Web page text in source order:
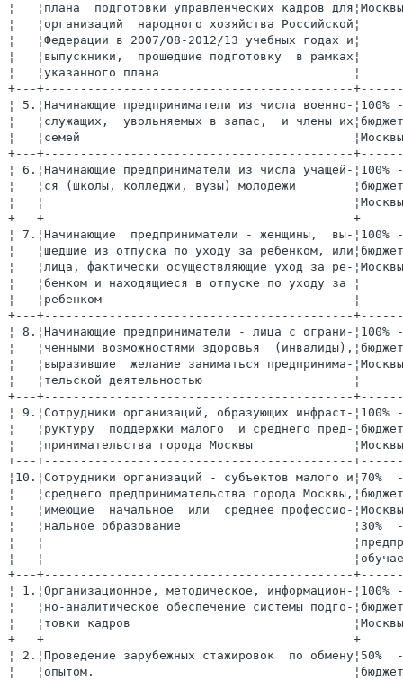
¦   ¦плана  подготовки управленческих кадров
¦   ¦организаций  народного хозяйства
¦   ¦Федерации в 2007/08-2012/13 учебных годах
¦   ¦выпускники,  прошедшие подготовку  в
¦   ¦указанного плана                           ¦
+---+-------------------------------------------
¦ 5.¦Начинающие предприниматели из числа военно-¦100%
¦   ¦служащих,  увольняемых в запас,  и члены
¦   ¦семей
+---+-------------------------------------------
¦ 6.¦Начинающие предприниматели из числа учащей-¦100%
¦   ¦ся (школы, колледжи, вузы) молодежи
¦   ¦
+---+-------------------------------------------
¦ 7.¦Начинающие  предприниматели - женщины,  вы-¦100%
¦   ¦шедшие из отпуска по уходу за ребенком,
¦   ¦лица, фактически осуществляющие уход за ре-
¦   ¦бенком и находящиеся в отпуске по уходу за
¦   ¦ребенком                                   ¦
+---+-------------------------------------------
¦ 8.¦Начинающие предприниматели - лица с ограни-¦100%
¦   ¦ченными возможностями здоровья
¦   ¦выразившие  желание заниматься предпринима-
¦   ¦тельской деятельностью                     ¦
+---+-------------------------------------------
¦ 9.¦Сотрудники организаций, образующих инфраст-¦100%
¦   ¦руктуру  поддержки малого  и среднего пред-
¦   ¦принимательства города Москвы
¦10.¦Сотрудники организаций - субъектов малого и¦70%  -  средства¦
¦   ¦среднего предпринимательства города Москвы,¦бюджета   города¦
¦   ¦имеющие  начальное  или  среднее профессио-¦Москвы,         ¦
¦   ¦нальное образование                        ¦30%  -  средства¦
¦   ¦                                           ¦предприятий    и¦
¦   ¦                                           ¦обучаемых       ¦
+---+-------------------------------------------+----------------+
¦ 1.¦Организационное, методическое, информацион-¦100% -  средства¦
¦   ¦но-аналитическое обеспечение системы подго-¦бюджета   города¦
¦   ¦товки кадров                               ¦Москвы          ¦
+---+-------------------------------------------+----------------+
¦ 2.¦Проведение зарубежных стажировок  по обмену¦50%  -  средства¦
¦   ¦опытом.                                    ¦бюджета   города¦
¦   ¦Проведение межрегиональных  и международных¦Москвы,         ¦
¦   ¦семинаров,  конференций в рамках реализации¦50%  -  средства¦
¦   ¦Государственного плана подготовки управлен-¦предприятий     ¦
¦   ¦ческих кадров для организаций народного хо-¦                ¦
¦   ¦зяйства  Российской  Федерации  в  2007/08-¦                ¦
¦   ¦2012/13 учебных годах.                     ¦                ¦
+---+-------------------------------------------+----------------+
¦ 3.¦Дистанционное  бизнес-образование,   в  том¦100% -  средства¦
¦   ¦числе в сети Интернет                      ¦бюджета   города¦
¦   ¦                                           ¦Москвы          ¦
+---+-------------------------------------------+----------------+
¦ 4.¦Разработка новых  образовательных программ,¦100% -  средства¦
¦   ¦учебно-методических  материалов  и  учебных¦бюджета   города¦
¦   ¦пособий, в том числе на электронных носите-¦Москвы          ¦
¦   ¦лях                                        ¦                ¦
L---+-------------------------------------------+-----------------



                              Приложение 2
                              к постановлению Правительства Москвы
                              от 4 мая 2010 г. N 353-ПП


                         План мероприятий
   по поддержке малого и среднего предпринимательства в области
    подготовки, переподготовки и повышения квалификации кадров
                         на 2010-2012 гг.

----T-------------------T-------------------T-----------T--------¬
¦ N ¦    Мероприятия    ¦  Государственный  ¦   Сроки   ¦Финанси-¦
¦п/п¦                   ¦     заказчик/     ¦реализации ¦рование ¦
¦   ¦                   ¦    исполнитель    ¦           ¦меропри-¦
¦   ¦                   ¦                   ¦           ¦  ятий  ¦
¦   ¦                   ¦                   ¦           ¦Програм-¦
¦   ¦                   ¦                   ¦           ¦мы,  ут-¦
¦   ¦                   ¦                   ¦           ¦вержден-¦
¦   ¦                   ¦                   ¦           ¦ной пос-¦
¦   ¦                   ¦                   ¦           ¦тановле-¦
¦   ¦                   ¦                   ¦           ¦  нием  ¦
¦   ¦                   ¦                   ¦           ¦ Прави- ¦
¦   ¦                   ¦                   ¦           ¦тельства¦
¦   ¦                   ¦                   ¦           ¦ Москвы ¦
¦   ¦                   ¦                   ¦           ¦   от   ¦
¦   ¦                   ¦                   ¦           ¦ 04.08. ¦
¦   ¦                   ¦                   ¦           ¦2009 г. ¦
¦   ¦                   ¦                   ¦           ¦N 724-ПП¦
¦   ¦                   ¦                   ¦           ¦(пункты ¦
¦   ¦                   ¦                   ¦           ¦Програм-¦
¦   ¦                   ¦                   ¦           ¦мы)     ¦
+---+-------------------+-------------------+-----------+--------+
¦ 1 ¦         2         ¦         3         ¦     4     ¦   5    ¦
+---+-------------------+-------------------+-----------+--------+
¦ 1 ¦Обеспечение коорди-¦Департамент поддер-¦ 2010-2012 ¦ 2.6.1. ¦
¦   ¦нации мероприятий в¦жки и развития  ма-¦    гг.    ¦ 2.6.2. ¦
¦   ¦области подготовки,¦лого   и   среднего¦           ¦        ¦
¦   ¦переподготовки    и¦предпринимательства¦           ¦        ¦
¦   ¦повышения  квалифи-¦города Москвы      ¦           ¦        ¦
¦   ¦кации  кадров   для¦                   ¦           ¦        ¦
¦   ¦малого  и  среднего¦                   ¦           ¦        ¦
¦   ¦предпринимательства¦                   ¦           ¦        ¦
¦   ¦города  Москвы,   в¦                   ¦           ¦        ¦
¦   ¦том числе норматив-¦                   ¦           ¦        ¦
¦   ¦ное, методическое и¦                   ¦           ¦        ¦
¦   ¦контрольно-аналити-¦                   ¦           ¦        ¦
¦   ¦ческое  обеспечение¦                   ¦           ¦        ¦
¦   ¦системы  подготовки¦                   ¦           ¦        ¦
¦   ¦кадров             ¦                   ¦           ¦        ¦
+---+-------------------+-------------------+-----------+--------+
¦ 2 ¦Формирование  плана¦Департамент поддер-¦Ежегодно до¦ 2.6.1. ¦
¦   ¦учебных мероприятий¦жки и развития  ма-¦15  декабря¦        ¦
¦   ¦по поддержке малого¦лого   и   среднего¦года, пред-¦        ¦
¦   ¦и среднего предпри-¦предпринимательства¦шествующего¦        ¦
¦   ¦нимательства  в об-¦города Москвы      ¦планируемо-¦        ¦
¦   ¦ласти   подготовки,¦                   ¦му         ¦        ¦
¦   ¦переподготовки    и¦                   ¦           ¦        ¦
¦   ¦повышения  квалифи-¦                   ¦           ¦        ¦
¦   ¦кации кадров       ¦                   ¦           ¦        ¦
+---+-------------------+-------------------+-----------+--------+
¦ 3 ¦Проведение  монито-¦Департамент поддер-¦ Ежегодно  ¦ 2.6.1. ¦
¦   ¦ринга и анализа по-¦жки и развития  ма-¦           ¦        ¦
¦   ¦требностей малого и¦лого   и   среднего¦           ¦        ¦
¦   ¦среднего предприни-¦предпринимательства¦           ¦        ¦
¦   ¦мательства   города¦города Москвы      ¦           ¦        ¦
¦   ¦Москвы в квалифици-¦                   ¦           ¦        ¦
¦   ¦рованных  кадрах  с¦                   ¦           ¦        ¦
¦   ¦целью корректировки¦                   ¦           ¦        ¦
¦   ¦тематики обучения и¦                   ¦           ¦        ¦
¦   ¦уточнения численно-¦                   ¦           ¦        ¦
¦   ¦сти   обучаемых   с¦                   ¦           ¦        ¦
¦   ¦учетом  профиля  их¦                   ¦           ¦        ¦
¦   ¦деятельности       ¦                   ¦           ¦        ¦
+---+-------------------+-------------------+-----------+--------+
¦ 4 ¦Создание учебно-ме-¦Департамент поддер-¦  2010 г.  ¦ 2.6.1. ¦
¦   ¦тодического   комп-¦жки и развития  ма-¦           ¦        ¦
¦   ¦лекса  по  бизнес -¦лого   и   среднего¦           ¦        ¦
¦   ¦планированию, вклю-¦предпринимательства¦           ¦        ¦
¦   ¦чая  обучающий  мо-¦города Москвы      ¦           ¦        ¦
¦   ¦дуль и инструменты,¦                   ¦           ¦        ¦
¦   ¦позволяющие органи-¦                   ¦           ¦        ¦
¦   ¦зовать  процесс эф-¦                   ¦           ¦        ¦
¦   ¦фективного бизнес -¦                   ¦           ¦        ¦
¦   ¦планирования  субъ-¦                   ¦           ¦        ¦
¦   ¦ектов    малого   и¦                   ¦           ¦        ¦
¦   ¦среднего предприни-¦                   ¦           ¦        ¦
¦   ¦мательства   города¦                   ¦           ¦        ¦
¦   ¦Москвы             ¦                   ¦           ¦        ¦
+---+-------------------+-------------------+-----------+--------+
¦ 5 ¦Организация  адрес-¦Департамент поддер-¦ 2010-2012 ¦ 2.6.1. ¦
¦   ¦ной образовательной¦жки и развития  ма-¦    гг.    ¦        ¦
¦   ¦поддержки  учащихся¦лого   и   среднего¦           ¦        ¦
¦   ¦и студентов,  проя-¦предпринимательства¦           ¦        ¦
¦   ¦вивших  способности¦города Москвы,     ¦           ¦        ¦
¦   ¦к предпринимательс-¦Департамент образо-¦           ¦        ¦
¦   ¦кой деятельности, в¦вания города Москвы¦           ¦        ¦
¦   ¦том   числе   путем¦                   ¦           ¦        ¦
¦   ¦проведения  факуль-¦                   ¦           ¦        ¦
¦